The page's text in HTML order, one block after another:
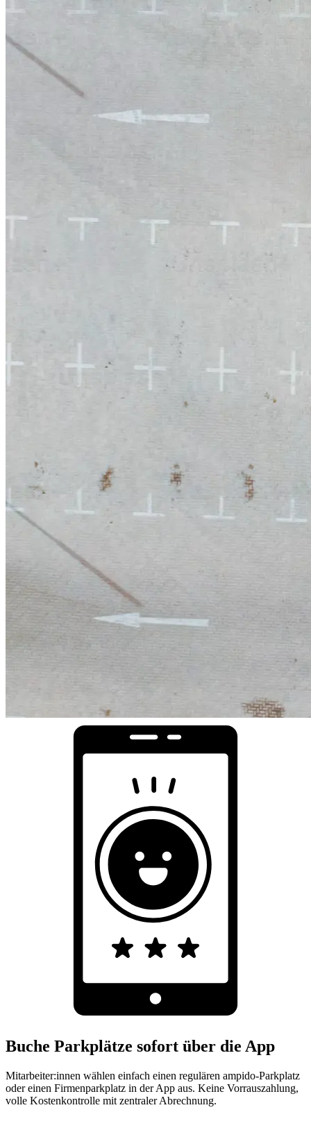
Buche Parkplätze sofort über die App
Mitarbeiter:innen wählen einfach einen regulären ampido-Parkplatz
oder einen Firmenparkplatz in der App aus. Keine Vorrauszahlung,
volle Kostenkontrolle mit zentraler Abrechnung.